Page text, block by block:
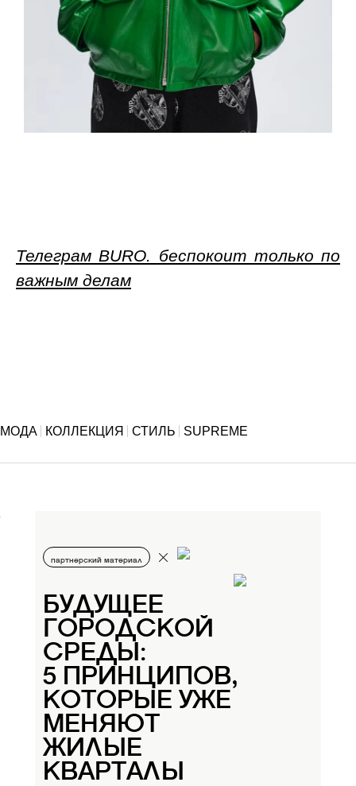
Телеграм BURO. беспокоит только по
важным делам
МОДА КОЛЛЕКЦИЯ СТИЛЬ SUPREME
партнерский материал
БУДУЩЕЕ
ГОРОДСКОЙ
СРЕДЫ:
5 ПРИНЦИПОВ,
КОТОРЫЕ УЖЕ
МЕНЯЮТ
ЖИЛЫЕ
КВАРТАЛЫ